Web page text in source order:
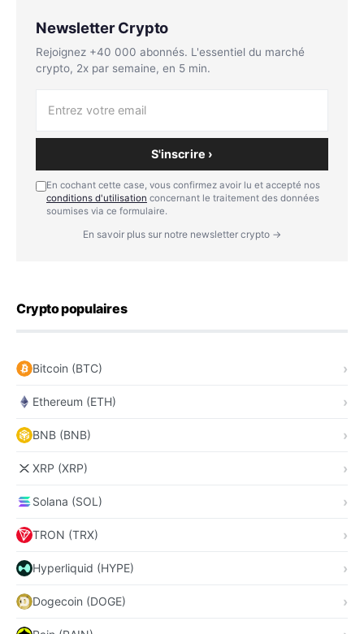
Newsletter Crypto
Rejoignez +40 000 abonnés. L'essentiel du marché
crypto, 2x par semaine, en 5 min.
S'inscrire ›
En cochant cette case, vous confirmez avoir lu et accepté nos
conditions d'utilisation concernant le traitement des données
soumises via ce formulaire.
En savoir plus sur notre newsletter crypto →
Crypto populaires
Bitcoin (BTC)
Ethereum (ETH)
BNB (BNB)
XRP (XRP)
Solana (SOL)
TRON (TRX)
Hyperliquid (HYPE)
Dogecoin (DOGE)